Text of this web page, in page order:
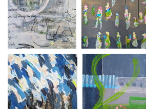
PXL 20250410
150133484~2
(2025 08 06 14 51
46 UTC)
mein Garten von
unten 60x70